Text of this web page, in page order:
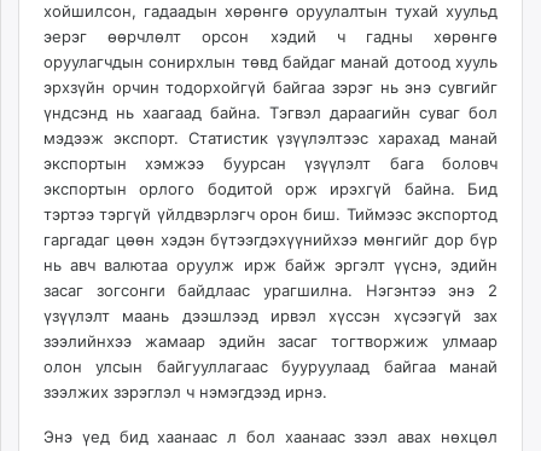
unegui.mn
assa.mn
toim.mn
tac.mn
paparazzi.mn
unread.today
хойшилсон, гадаадын хөрөнгө оруулалтын тухай хуульд
эерэг өөрчлөлт орсон хэдий ч гадны хөрөнгө
оруулагчдын сонирхлын төвд байдаг манай дотоод хууль
эрхзүйн орчин тодорхойгүй байгаа зэрэг нь энэ сувгийг
үндсэнд нь хаагаад байна. Тэгвэл дараагийн суваг бол
мэдээж экспорт. Статистик үзүүлэлтээс харахад манай
экспортын хэмжээ буурсан үзүүлэлт бага боловч
экспортын орлого бодитой орж ирэхгүй байна. Бид
тэртээ тэргүй үйлдвэрлэгч орон биш. Тиймээс экспортод
гаргадаг цөөн хэдэн бүтээгдэхүүнийхээ мөнгийг дор бүр
нь авч валютаа оруулж ирж байж эргэлт үүснэ, эдийн
засаг зогсонги байдлаас урагшилна. Нэгэнтээ энэ 2
үзүүлэлт маань дээшлээд ирвэл хүссэн хүсээгүй зах
зээлийнхээ жамаар эдийн засаг тогтворжиж улмаар
олон улсын байгууллагаас бууруулаад байгаа манай
зээлжих зэрэглэл ч нэмэгдээд ирнэ.
Энэ үед бид хаанаас л бол хаанаас зээл авах нөхцөл